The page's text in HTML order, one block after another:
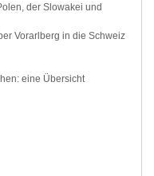
der Slowakei und
Vorarlberg in die Schweiz
eine Übersicht